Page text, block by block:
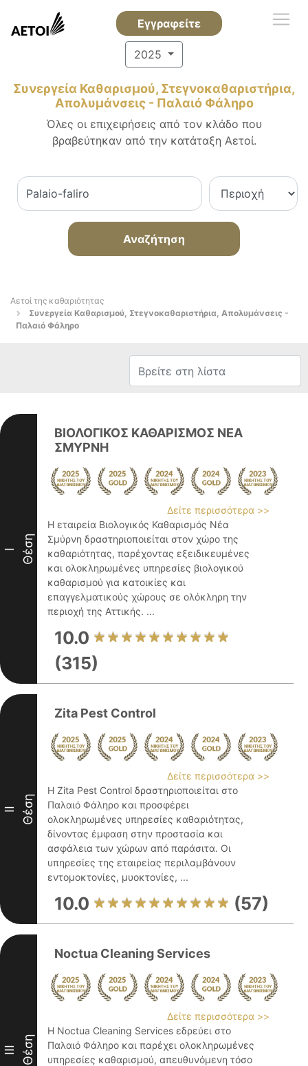
Εγγραφείτε
2025
Συνεργεία Καθαρισμού, Στεγνοκαθαριστήρια,
Απολυμάνσεις - Παλαιό Φάληρο
Όλες οι επιχειρήσεις από τον κλάδο που
βραβεύτηκαν από την κατάταξη Αετοί.
Αναζήτηση
Αετοί της καθαριότητας
Συνεργεία Καθαρισμού, Στεγνοκαθαριστήρια, Απολυμάνσεις -
Παλαιό Φάληρο
I Θέση
ΒΙΟΛΟΓΙΚΟΣ ΚΑΘΑΡΙΣΜΟΣ ΝΕΑ
ΣΜΥΡΝΗ
Δείτε περισσότερα >>
Η εταιρεία Βιολογικός Καθαρισμός Νέα
Σμύρνη δραστηριοποιείται στον χώρο της
καθαριότητας, παρέχοντας εξειδικευμένες
και ολοκληρωμένες υπηρεσίες βιολογικού
καθαρισμού για κατοικίες και
επαγγελματικούς χώρους σε ολόκληρη την
περιοχή της Αττικής. ...
10.0
(315)
II Θέση
Zita Pest Control
Δείτε περισσότερα >>
Η Zita Pest Control δραστηριοποιείται στο
Παλαιό Φάληρο και προσφέρει
ολοκληρωμένες υπηρεσίες καθαριότητας,
δίνοντας έμφαση στην προστασία και
ασφάλεια των χώρων από παράσιτα. Οι
υπηρεσίες της εταιρείας περιλαμβάνουν
εντομοκτονίες, μυοκτονίες, ...
10.0 (57)
III Θέση
Noctua Cleaning Services
Δείτε περισσότερα >>
Η Noctua Cleaning Services εδρεύει στο
Παλαιό Φάληρο και παρέχει ολοκληρωμένες
υπηρεσίες καθαρισμού, απευθυνόμενη τόσο